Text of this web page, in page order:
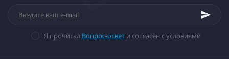
Я прочитал Вопрос-ответи согласен с условиями